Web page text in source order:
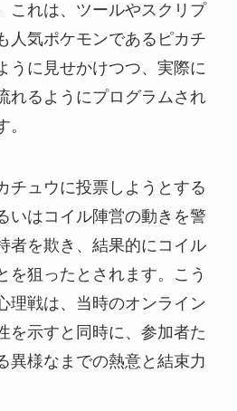
これは、ツールやスクリプ
人気ポケモンであるピカチ
うに見せかけつつ、実際に
れるようにプログラムされ
チュウに投票しようとする
いはコイル陣営の動きを警
者を欺き、結果的にコイル
を狙ったとされます。こう
理戦は、当時のオンライン
を示すと同時に、参加者た
異様なまでの熱意と結束力